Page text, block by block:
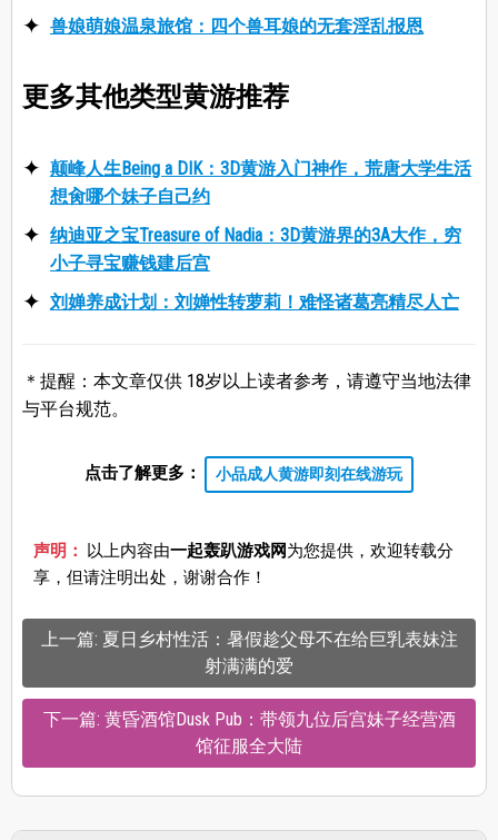
兽娘萌娘温泉旅馆：四个兽耳娘的无套淫乱报恩
更多其他类型黄游推荐
颠峰人生Being a DIK：3D黄游入门神作，荒唐大学生活
想肏哪个妹子自己约
纳迪亚之宝Treasure of Nadia：3D黄游界的3A大作，穷
小子寻宝赚钱建后宫
刘婵养成计划：刘婵性转萝莉！难怪诸葛亮精尽人亡
＊提醒：本文章仅供 18岁以上读者参考，请遵守当地法律
与平台规范。
点击了解更多： 小品成人黄游即刻在线游玩
声明： 以上内容由一起轰趴游戏网为您提供，欢迎转载分
享，但请注明出处，谢谢合作！
上一篇: 夏日乡村性活：暑假趁父母不在给巨乳表妹注
射满满的爱
下一篇: 黄昏酒馆Dusk Pub：带领九位后宫妹子经营酒
馆征服全大陆